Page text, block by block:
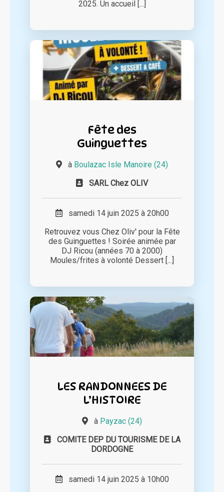
2025. Un accueil [...]
Fête des
Guinguettes
à Boulazac Isle Manoire (24)
SARL Chez OLIV
samedi 14 juin 2025 à 20h00
Retrouvez vous Chez Oliv' pour la Fête
des Guinguettes ! Soirée animée par
DJ Ricou (années 70 à 2000)
Moules/frites à volonté Dessert [...]
LES RANDONNEES DE
L’HISTOIRE
à Payzac (24)
COMITE DEP DU TOURISME DE LA
DORDOGNE
samedi 14 juin 2025 à 10h00